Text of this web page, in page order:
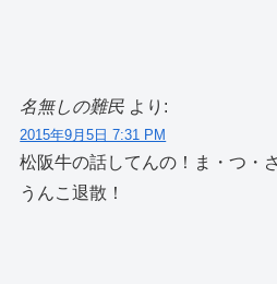
名無しの難民 より:
2015年9月5日 7:31 PM
松阪牛の話してんの！ま・つ・
うんこ退散！